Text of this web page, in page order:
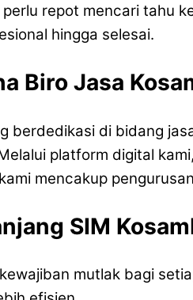
repot mencari tahu
hingga selesai.
Biro Jasa
berdedikasi di bidang
platform digital kami,
mencakup
SIM
mutlak bagi